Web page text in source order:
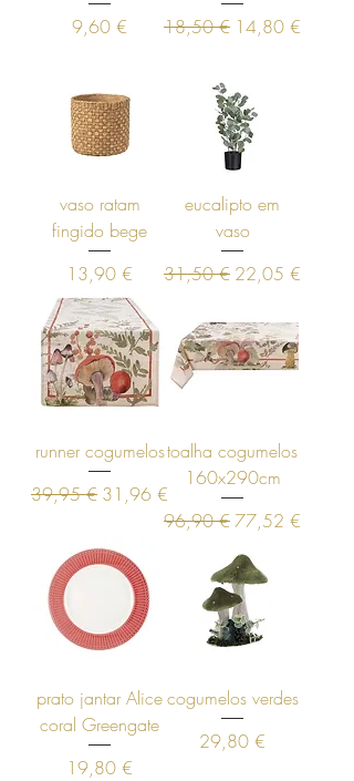
Preço
9,60 €
Preço normal
18,50 € Preço
14,80 €
vaso ratam
fingido bege
Preço
13,90 €
eucalipto em
vaso
Preço normal
31,50 € Preço
22,05 €
runner cogumelos
Preço normal
39,95 € Preço promocional
31,96 €
toalha cogumelos
160x290cm
Preço normal
96,90 € Preço
77,52 €
prato jantar Alice
coral Greengate
Preço
19,80 €
cogumelos verdes
Preço
29,80 €